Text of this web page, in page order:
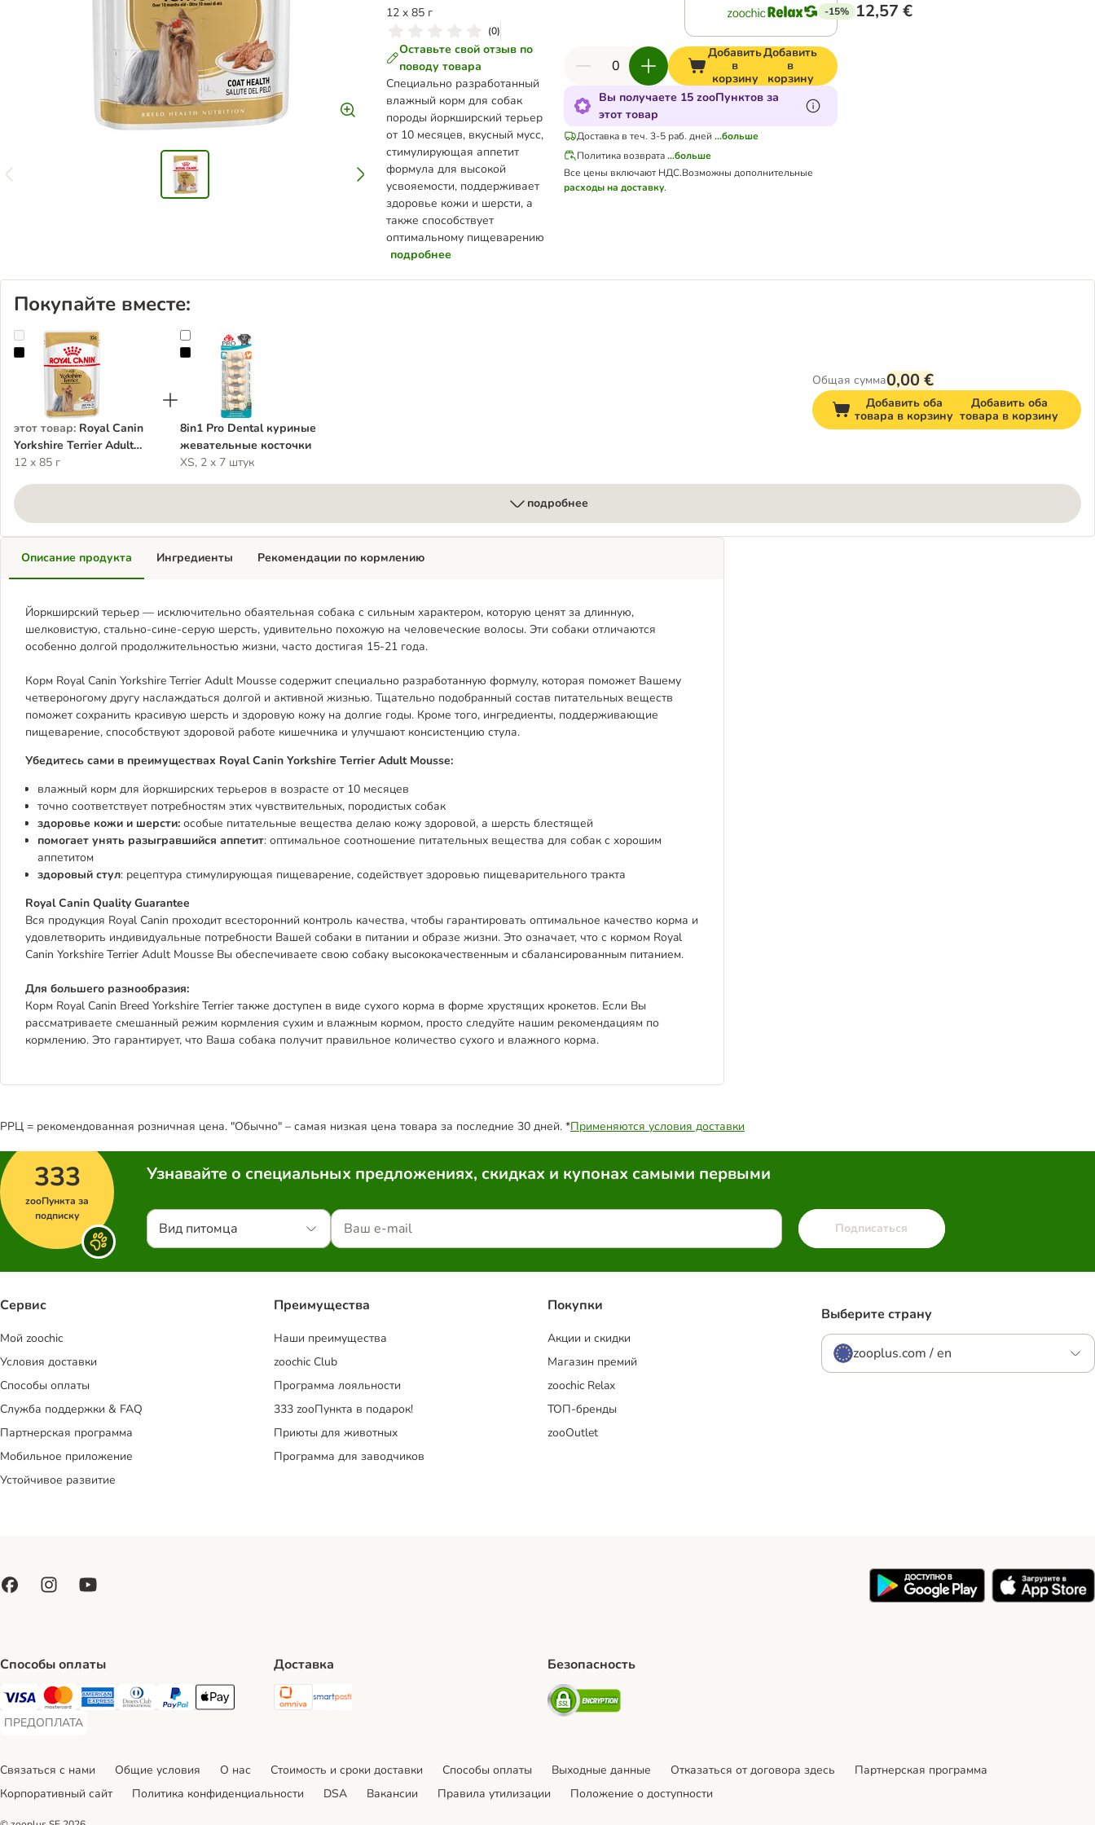
12 x 85 г
(0)
Оставьте свой отзыв по
поводу товара
Специально разработанный
влажный корм для собак
породы йоркширский терьер
от 10 месяцев, вкусный мусс,
стимулирующая аппетит
формула для высокой
усвояемости, поддерживает
здоровье кожи и шерсти, а
также способствует
оптимальному пищеварению
подробнее
-15% 12,57 €
Добавить
в
корзину
Добавить
в
корзину
Вы получаете 15 zooПунктов за
этот товар
Доставка в теч. 3-5 раб. дней ...больше
Политика возврата...больше
Все цены включают НДС.Возможны дополнительные
расходы на доставку.
Покупайте вместе:
Royal Canin Yorkshire Terrier Adult Mousse
этот товар: Royal Canin
Yorkshire Terrier Adult
Mousse
12 x 85 г
8in1 Pro Dental куриные жевательные косточки
8in1 Pro Dental куриные
жевательные косточки
XS, 2 x 7 штук
Общая сумма0,00 €
Добавить оба
товара в корзину
Добавить оба
товара в корзину
подробнее
Описание продукта
Йоркширский терьер — исключительно обаятельная собака с сильным характером, которую ценят за длинную,
шелковистую, стально-сине-серую шерсть, удивительно похожую на человеческие волосы. Эти собаки отличаются
особенно долгой продолжительностью жизни, часто достигая 15-21 года.
Корм Royal Canin Yorkshire Terrier Adult Mousse содержит специально разработанную формулу, которая поможет Вашему
четвероногому другу наслаждаться долгой и активной жизнью. Тщательно подобранный состав питательных веществ
поможет сохранить красивую шерсть и здоровую кожу на долгие годы. Кроме того, ингредиенты, поддерживающие
пищеварение, способствуют здоровой работе кишечника и улучшают консистенцию стула.
Убедитесь сами в преимуществах Royal Canin Yorkshire Terrier Adult Mousse:
влажный корм для йоркширских терьеров в возрасте от 10 месяцев
точно соответствует потребностям этих чувствительных, породистых собак
здоровье кожи и шерсти: особые питательные вещества делаю кожу здоровой, а шерсть блестящей
помогает унять разыгравшийся аппетит: оптимальное соотношение питательных вещества для собак с хорошим
аппетитом
здоровый стул: рецептура стимулирующая пищеварение, содействует здоровью пищеварительного тракта
Royal Canin Quality Guarantee
Вся продукция Royal Canin проходит всесторонний контроль качества, чтобы гарантировать оптимальное качество корма и
удовлетворить индивидуальные потребности Вашей собаки в питании и образе жизни. Это означает, что с кормом Royal
Canin Yorkshire Terrier Adult Mousse Вы обеспечиваете свою собаку высококачественным и сбалансированным питанием.
Для большего разнообразия:
Корм Royal Canin Breed Yorkshire Terrier также доступен в виде сухого корма в форме хрустящих крокетов. Если Вы
рассматриваете смешанный режим кормления сухим и влажным кормом, просто следуйте нашим рекомендациям по
кормлению. Это гарантирует, что Ваша собака получит правильное количество сухого и влажного корма.
Ингредиенты Рекомендации по кормлению
РРЦ = рекомендованная розничная цена. "Обычно" – самая низкая цена товара за последние 30 дней. *Применяются условия доставки
333
zooПункта за
подписку
Узнавайте о специальных предложениях, скидках и купонах самыми первыми
Вид питомца Подписаться
Сервис
Mой zoochic
Условия доставки
Способы оплаты
Служба поддержки & FAQ
Партнерская программа
Мобильное приложение
Устойчивое развитие
Преимуществa
Наши преимущества
zoochic Club
Программа лояльности
333 zooПункта в подарок!
Приюты для животных
Программа для заводчиков
Покупки
Акции и скидки
Магазин премий
zoochic Relax
ТОП-бренды
zooOutlet
Выберите страну
zooplus.com / en
Способы оплаты
Visa Payment Method
Mastercard Payment Method
American Express Payment Method
Diners Club Payment Method
PayPal Payment Method
Apple Pay Payment Method
ПРЕДОПЛАТА
ПРЕДОПЛАТА Payment Method
Доставка
Omniva Shipping Method
SmartPosti Shipping Method
Безопасность
Security
Связаться с нами Общие условия О нас Стоимость и сроки доставки Cпособы оплаты Выходные данные Отказаться от договора здесь
Партнерская программа
Корпоративный сайт
Политика конфиденциальности DSA Вакансии Правила утилизации Положение о доступности